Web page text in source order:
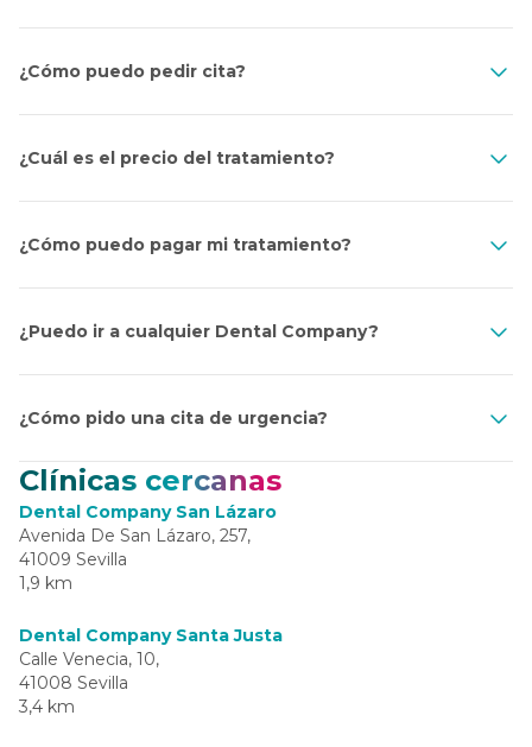
¿Cómo puedo pedir cita?
¿Cuál es el precio del tratamiento?
¿Cómo puedo pagar mi tratamiento?
¿Puedo ir a cualquier Dental Company?
¿Cómo pido una cita de urgencia?
Clínicas cercanas
Dental Company San Lázaro
Avenida De San Lázaro, 257,
41009 Sevilla
1,9 km
Dental Company Santa Justa
Calle Venecia, 10,
41008 Sevilla
3,4 km